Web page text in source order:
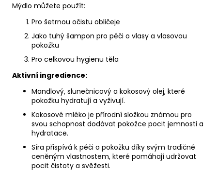
Mýdlo můžete použít:
Pro šetrnou očistu obličeje
Jako tuhý šampon pro péči o vlasy a vlasovou
pokožku
Pro celkovou hygienu těla
Aktivní ingredience:
Mandlový, slunečnicový a kokosový olej, které
pokožku hydratují a vyživují.
Kokosové mléko je přírodní složkou známou pro
svou schopnost dodávat pokožce pocit jemnosti a
hydratace.
Síra přispívá k péči o pokožku díky svým tradičně
ceněným vlastnostem, které pomáhají udržovat
pocit čistoty a svěžesti.